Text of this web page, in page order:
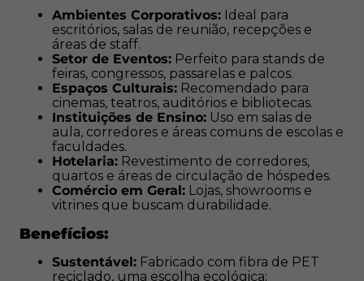
uma escolha ecológica;
Durabilidade: Resistente ao desgaste diário em
ambientes com tráfego moderado;
Isolamento acústico: Reduz ruídos,
proporcionando um ambiente mais tranquilo;
Atenção:
As imagens são ilustrativas e podem apresentar
variações de tonalidade devido a diferentes lotes de
produção.
é Referência em
revestimentos. Oferecemos soluções de alta
residenciais e eventos em geral.
Ambientes Corporativos: Ideal para
escritórios, salas de reunião, recepções e
áreas de staff.
Setor de Eventos: Perfeito para stands de
feiras, congressos, passarelas e palcos.
Espaços Culturais: Recomendado para
cinemas, teatros, auditórios e bibliotecas.
Instituições de Ensino: Uso em salas de
aula, corredores e áreas comuns de escolas e
faculdades.
Hotelaria: Revestimento de corredores,
quartos e áreas de circulação de hóspedes.
Comércio em Geral: Lojas, showrooms e
vitrines que buscam durabilidade.
Benefícios:
Sustentável: Fabricado com fibra de PET
reciclado, uma escolha ecológica;